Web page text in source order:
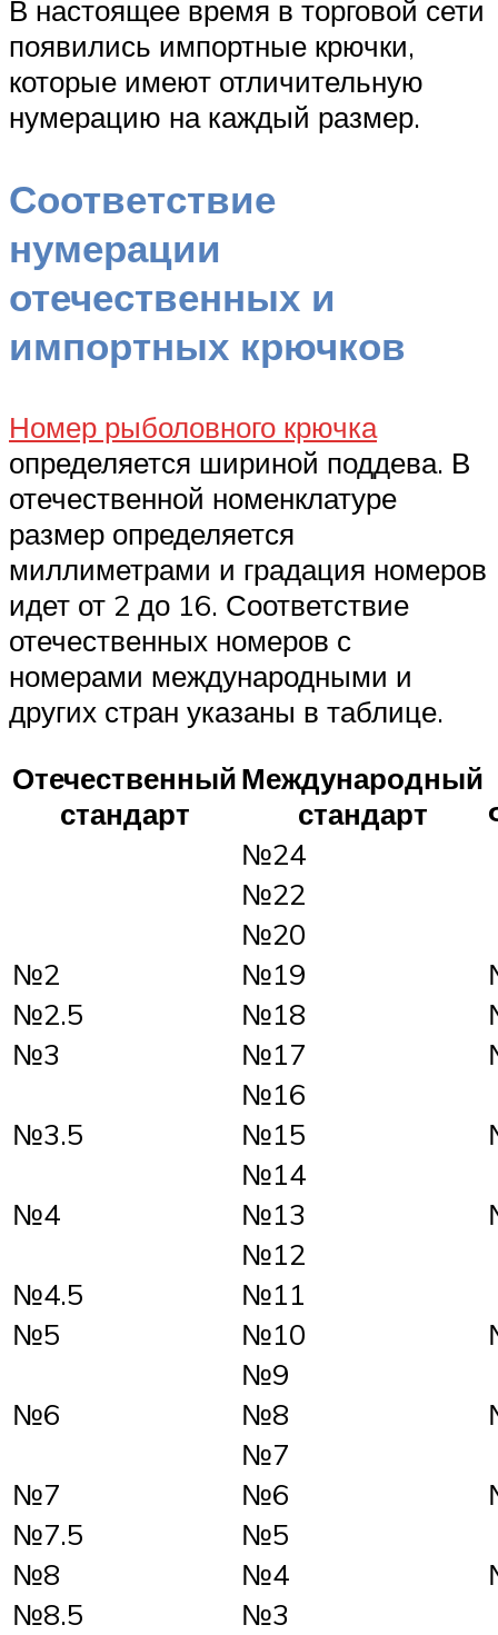
В настоящее время в торговой сети
появились импортные крючки,
которые имеют отличительную
нумерацию на каждый размер.
Соответствие
нумерации
отечественных и
импортных крючков
Номер рыболовного крючка
определяется шириной поддева. В
отечественной номенклатуре
размер определяется
миллиметрами и градация номеров
идет от 2 до 16. Соответствие
отечественных номеров с
номерами международными и
других стран указаны в таблице.
Отечественный
стандарт
Международный
стандарт
№24
№22
№20
№2
№19
№2.5
№18
№3
№17
№16
№3.5
№15
№14
№4
№13
№12
№4.5
№11
№5
№10
№9
№6
№8
№7
№7
№6
№7.5
№5
№8
№4
№8.5
№3